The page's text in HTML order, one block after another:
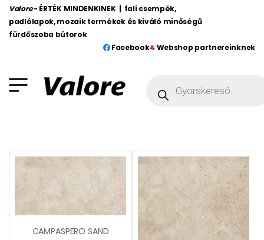
Valore - ÉRTÉK MINDENKINEK | fali csempék,
padlólapok, mozaik termékek és kiváló minőségű
fürdőszoba bútorok
Facebook
Webshop partnereinknek
CAMPASPERO SAND